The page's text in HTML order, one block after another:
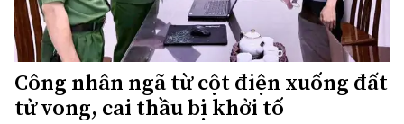
Công nhân ngã từ cột điện xuống đất
tử vong, cai thầu bị khởi tố